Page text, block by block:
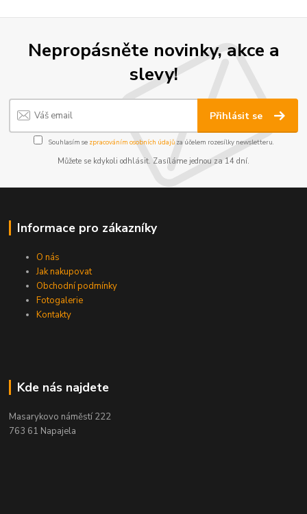
Nepropásněte novinky, akce a
slevy!
Přihlásit se
Souhlasím se zpracováním osobních údajůza účelem rozesílky newsletteru.
Můžete se kdykoli odhlásit. Zasíláme jednou za 14 dní.
Informace pro zákazníky
O nás
Jak nakupovat
Obchodní podmínky
Fotogalerie
Kontakty
Kde nás najdete
Masarykovo náměstí 222
763 61 Napajela